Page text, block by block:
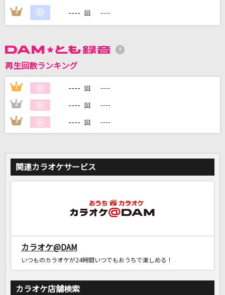
DAMの新曲・ランキングなど
DAMに会員登録・ログインして
カラオケをもっと楽しもう！
3 ---- 回 ----
再生回数ランキング
1 ---- 回 ----
2 ---- 回 ----
3 ---- 回 ----
関連カラオケサービス
カラオケ@DAM
いつものカラオケが24時間いつでもおうちで楽しめる！
カラオケ店舗検索